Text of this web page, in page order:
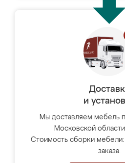
и
Мы доставляем мебель
Московской
Стоимость сборки
заказа.